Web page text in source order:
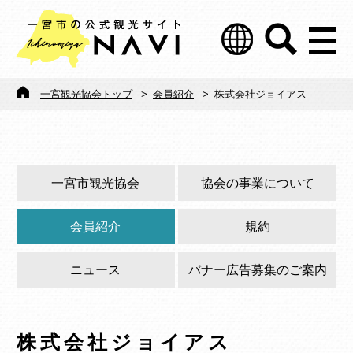
一宮観光協会トップ > 会員紹介 > 株式会社ジョイアス
一宮市観光協会 協会の事業について
会員紹介 規約
ニュース バナー広告募集のご案内
株式会社ジョイアス